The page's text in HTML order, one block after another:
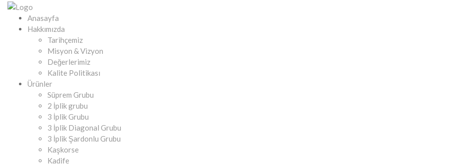
Anasayfa
Hakkımızda
Tarihçemiz
Misyon & Vizyon
Değerlerimiz
Kalite Politikası
Ürünler
Süprem Grubu
2 İplik grubu
3 İplik Grubu
3 İplik Diagonal Grubu
3 İplik Şardonlu Grubu
Kaşkorse
Kadife